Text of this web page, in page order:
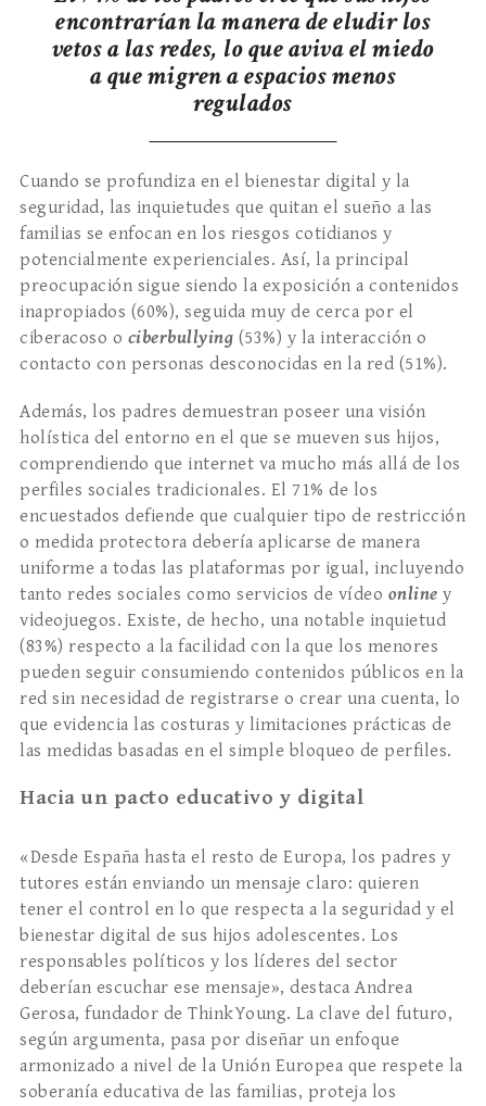
encontrarían la manera de eludir los
vetos a las redes, lo que aviva el miedo
a que migren a espacios menos
regulados
Cuando se profundiza en el bienestar digital y la
seguridad, las inquietudes que quitan el sueño a las
familias se enfocan en los riesgos cotidianos y
potencialmente experienciales. Así, la principal
preocupación sigue siendo la exposición a contenidos
inapropiados (60%), seguida muy de cerca por el
ciberacoso o ciberbullying (53%) y la interacción o
contacto con personas desconocidas en la red (51%).
Además, los padres demuestran poseer una visión
holística del entorno en el que se mueven sus hijos,
comprendiendo que internet va mucho más allá de los
perfiles sociales tradicionales. El 71% de los
encuestados defiende que cualquier tipo de restricción
o medida protectora debería aplicarse de manera
uniforme a todas las plataformas por igual, incluyendo
tanto redes sociales como servicios de vídeo online y
videojuegos. Existe, de hecho, una notable inquietud
(83%) respecto a la facilidad con la que los menores
pueden seguir consumiendo contenidos públicos en la
red sin necesidad de registrarse o crear una cuenta, lo
que evidencia las costuras y limitaciones prácticas de
las medidas basadas en el simple bloqueo de perfiles.
Hacia un pacto educativo y digital
«Desde España hasta el resto de Europa, los padres y
tutores están enviando un mensaje claro: quieren
tener el control en lo que respecta a la seguridad y el
bienestar digital de sus hijos adolescentes. Los
responsables políticos y los líderes del sector
deberían escuchar ese mensaje», destaca Andrea
Gerosa, fundador de ThinkYoung. La clave del futuro,
según argumenta, pasa por diseñar un enfoque
armonizado a nivel de la Unión Europea que respete la
soberanía educativa de las familias, proteja los